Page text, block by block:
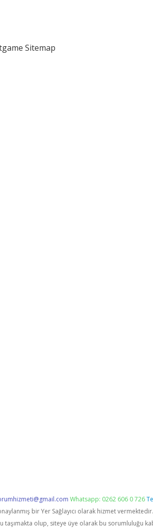
Sitemap
Whatsapp: 0262 606 0 726
bir Yer Sağlayıcı olarak hizmet
olup, siteye üye olarak bu sorumluluğu